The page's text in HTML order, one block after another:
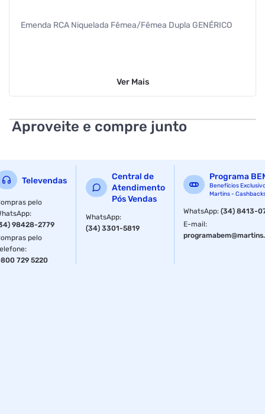
Emenda RCA Niquelada Fêmea/Fêmea Dupla GENÉRICO
Ver Mais
Aproveite e compre junto
Televendas
pelo
:
98428-2779
pelo
:
729 5220
Central de
Atendimento
Pós Vendas
WhatsApp:
(34) 3301-5819
Programa
Benefícios
Martins -
WhatsApp:(34) 8413-
E-mail: